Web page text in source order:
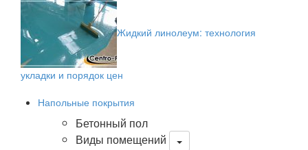
Жидкий линолеум: технология
укладки и порядок цен
Напольные покрытия
Бетонный пол
Виды помещений